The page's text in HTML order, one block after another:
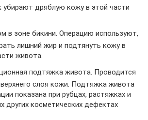
убирают дряблую кожу в этой части
в зоне бикини. Операцию используют,
лишний жир и подтянуть кожу в
живота.
подтяжка живота. Проводится
слоя кожи. Подтяжка живота
показана при рубцах, растяжках и
других косметических дефектах